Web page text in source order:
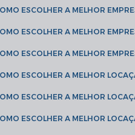
COMO ESCOLHER A MELHOR
COMO ESCOLHER A MELHOR
COMO ESCOLHER A MELHOR
COMO ESCOLHER A MELHOR
COMO ESCOLHER A MELHOR
COMO ESCOLHER A MELHOR